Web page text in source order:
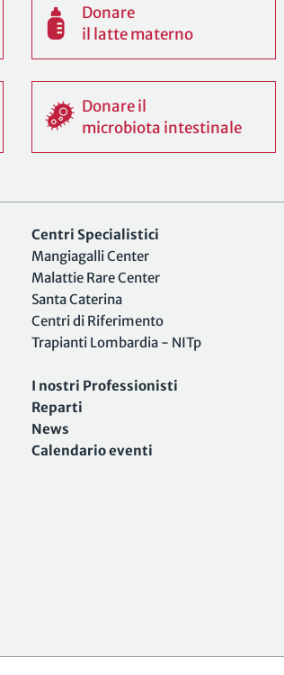
Donare
il latte materno
Donare il
microbiota intestinale
Centri Specialistici
Mangiagalli Center
Malattie Rare Center
Santa Caterina
Centri di Riferimento
Trapianti Lombardia - NITp
I nostri Professionisti
Reparti
News
Calendario eventi